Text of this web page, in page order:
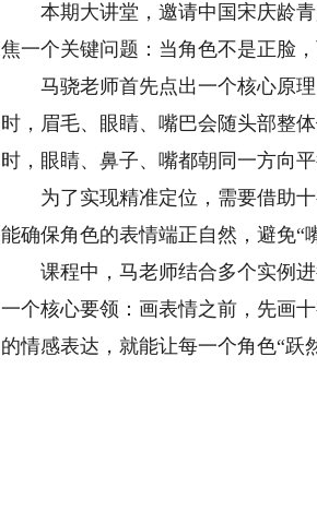
本期大讲堂，邀请中国宋庆龄青
焦一个关键问题：当角色不是正脸
马骁老师首先点出一个核心原理
时，眉毛、眼睛、嘴巴会随头部整
时，眼睛、鼻子、嘴都朝同一方向平
为了实现精准定位，需要借助十
能确保角色的表情端正自然，避免“
课程中，马老师结合多个实例进
一个核心要领：画表情之前，先画
的情感表达，就能让每一个角色“跃